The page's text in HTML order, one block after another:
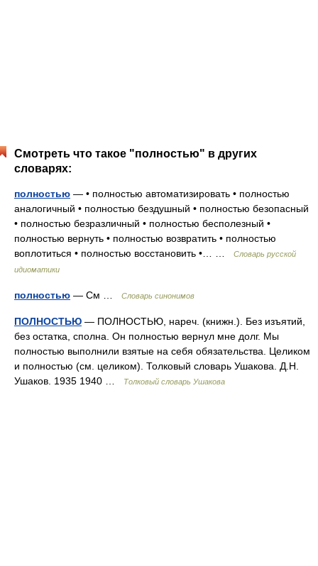
Смотреть что такое "полностью" в других
словарях:
полностью — • полностью автоматизировать • полностью
аналогичный • полностью бездушный • полностью безопасный
• полностью безразличный • полностью бесполезный •
полностью вернуть • полностью возвратить • полностью
воплотиться • полностью восстановить •… …
Словарь русской
идиоматики
полностью — См … Словарь синонимов
ПОЛНОСТЬЮ — ПОЛНОСТЬЮ, нареч. (книжн.). Без изъятий,
без остатка, сполна. Он полностью вернул мне долг. Мы
полностью выполнили взятые на себя обязательства. Целиком
и полностью (см. целиком). Толковый словарь Ушакова. Д.Н.
Ушаков. 1935 1940 …
Толковый словарь Ушакова